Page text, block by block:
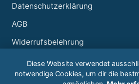
Datenschutzerklärung
AGB
Widerrufsbelehrung
Diese Website verwendet
notwendige Cookies, um dir die